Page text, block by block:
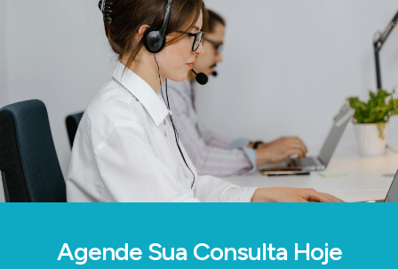
Agende Sua Consulta Hoje